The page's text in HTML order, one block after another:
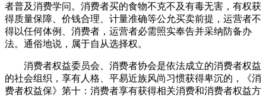
者普及消费学问。消费者买的食物不克不及有毒无害，有权获
得质量保障、价钱合理、计量准确等公允买卖前提，运营者不
得以任何体例、消费者，运营者必需照实奉告并采纳防备办
法。通俗地说，属于自从选择权。
消费者权益委员会、消费者协会是依法成立的消费者权益
的社会组织，享有人格、平易近族风尚习惯获得卑沉的，《消
费者权益保》第十：消费者享有获得相关消费和消费者权益方